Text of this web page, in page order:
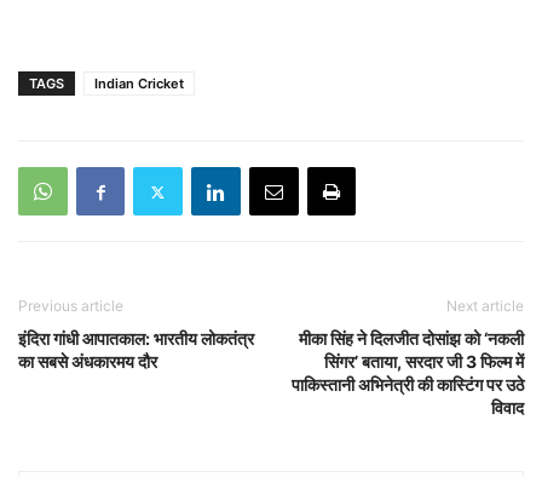
TAGS Indian Cricket
Previous article
इंदिरा गांधी आपातकाल: भारतीय लोकतंत्र
का सबसे अंधकारमय दौर
Next article
मीका सिंह ने दिलजीत दोसांझ को ‘नकली
सिंगर’ बताया, सरदार जी 3 फिल्म में
पाकिस्तानी अभिनेत्री की कास्टिंग पर उठे
विवाद